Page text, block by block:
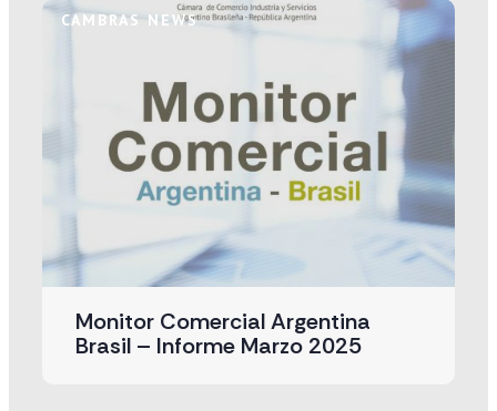
CAMBRAS NEWS
Monitor Comercial Argentina
Brasil – Informe Marzo 2025